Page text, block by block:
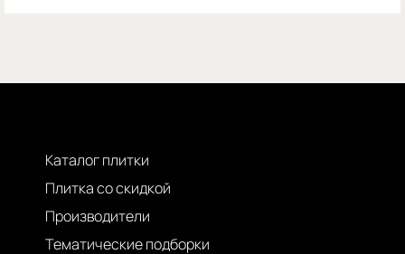
Каталог плитки
Плитка со скидкой
Производители
Тематические подборки